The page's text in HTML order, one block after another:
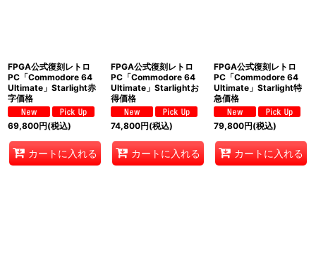
FPGA公式復刻レトロ
PC「Commodore 64
Ultimate」Starlight赤
字価格
69,800円(税込)
カートに入れる
FPGA公式復刻レトロ
PC「Commodore 64
Ultimate」Starlightお
得価格
74,800円(税込)
カートに入れる
FPGA公式復刻レトロ
PC「Commodore 64
Ultimate」Starlight特
急価格
79,800円(税込)
カートに入れる